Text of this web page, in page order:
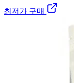
최저가 구매